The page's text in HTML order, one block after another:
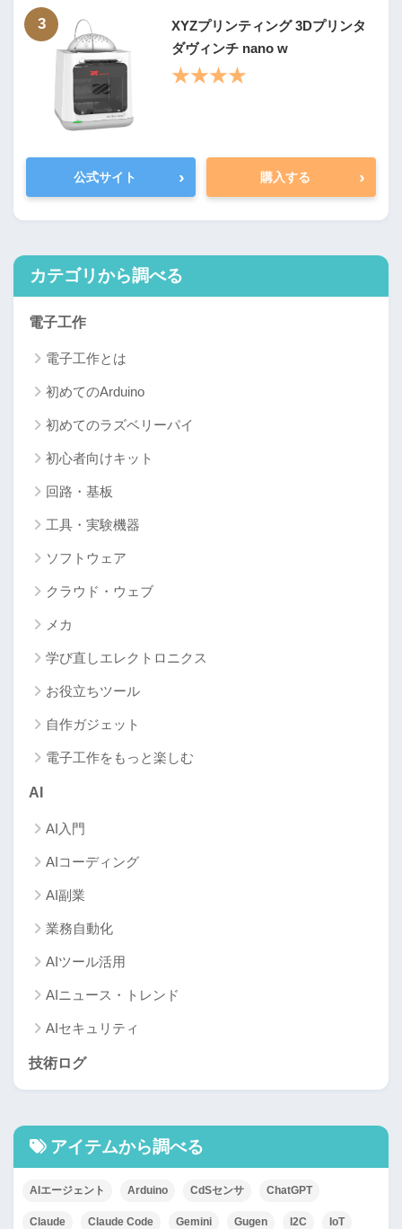
3
XYZプリンティング 3Dプリンタ
ダヴィンチ nano w
★★★★
公式サイト › 購入する ›
カテゴリから調べる
電子工作
電子工作とは
初めてのArduino
初めてのラズベリーパイ
初心者向けキット
回路・基板
工具・実験機器
ソフトウェア
クラウド・ウェブ
メカ
学び直しエレクトロニクス
お役立ちツール
自作ガジェット
電子工作をもっと楽しむ
AI
AI入門
AIコーディング
AI副業
業務自動化
AIツール活用
AIニュース・トレンド
AIセキュリティ
技術ログ
アイテムから調べる
AIエージェント Arduino CdSセンサ ChatGPT
Claude Claude Code Gemini Gugen I2C IoT